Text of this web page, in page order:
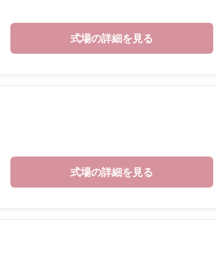
式場の詳細を見る
式場の詳細を見る